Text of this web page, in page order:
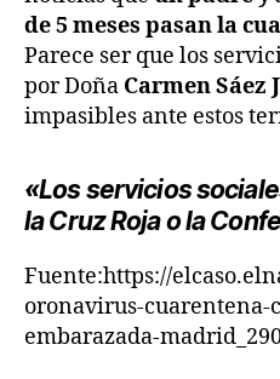
de 5 meses pasan la
Parece ser que los
por Doña Carmen Sáez
impasibles ante estos
«Los servicios
la Cruz Roja o la
Fuente:https://
oronavirus-cuarentena-
embarazada-